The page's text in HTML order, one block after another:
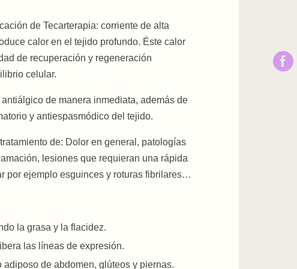
de Tecarterapia: corriente de alta
calor en el tejido profundo. Éste calor
de recuperación y regeneración
celular.
de manera inmediata, además de
y antiespasmódico del tejido.
de: Dolor en general, patologías
lesiones que requieran una rápida
por ejemplo esguinces y roturas fibrilares…
la grasa y la flacidez.
las líneas de expresión.
adiposo de abdomen, glúteos y piernas.